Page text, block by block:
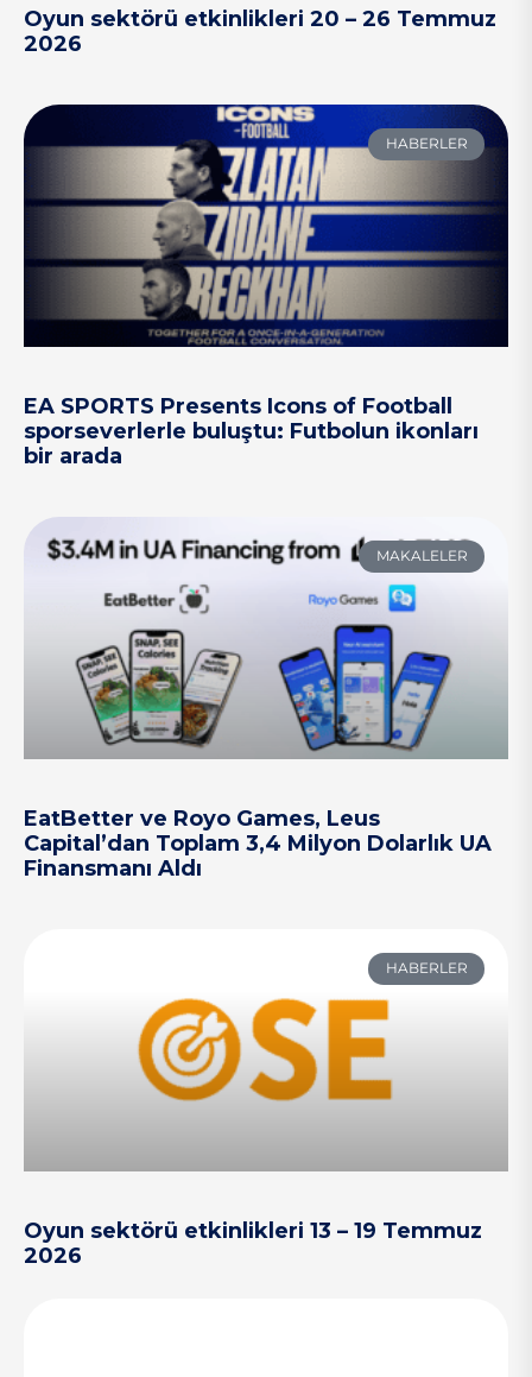
Oyun sektörü etkinlikleri 20 – 26 Temmuz
2026
HABERLER
EA SPORTS Presents Icons of Football
sporseverlerle buluştu: Futbolun ikonları
bir arada
MAKALELER
EatBetter ve Royo Games, Leus
Capital’dan Toplam 3,4 Milyon Dolarlık UA
Finansmanı Aldı
HABERLER
Oyun sektörü etkinlikleri 13 – 19 Temmuz
2026